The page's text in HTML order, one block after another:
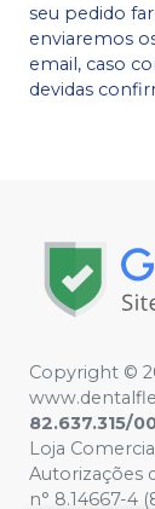
seu pedido
enviaremos
email, caso
devidas
Copyright ©
82.637.315/
Loja
Autorizações
n° 8.14667-4